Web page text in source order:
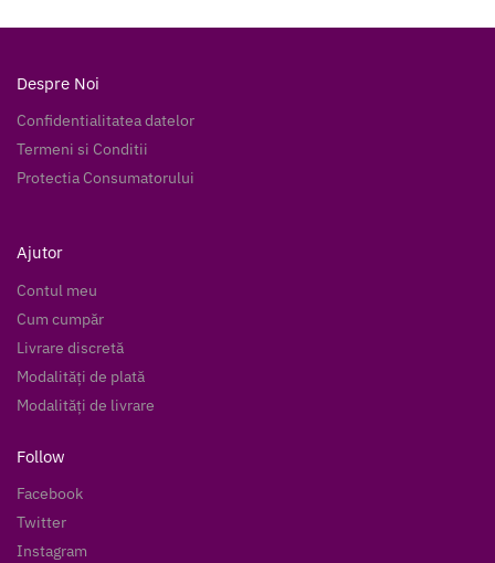
Despre Noi
Confidentialitatea datelor
Termeni si Conditii
Protectia Consumatorului
Ajutor
Contul meu
Cum cumpăr
Livrare discretă
Modalități de plată
Modalități de livrare
Follow
Facebook
Twitter
Instagram